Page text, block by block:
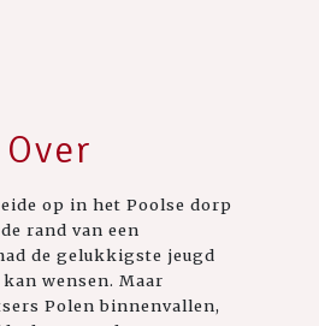
Over
op in het Poolse dorp
rand van een
de gelukkigste jeugd
wensen. Maar
Polen binnenvallen,